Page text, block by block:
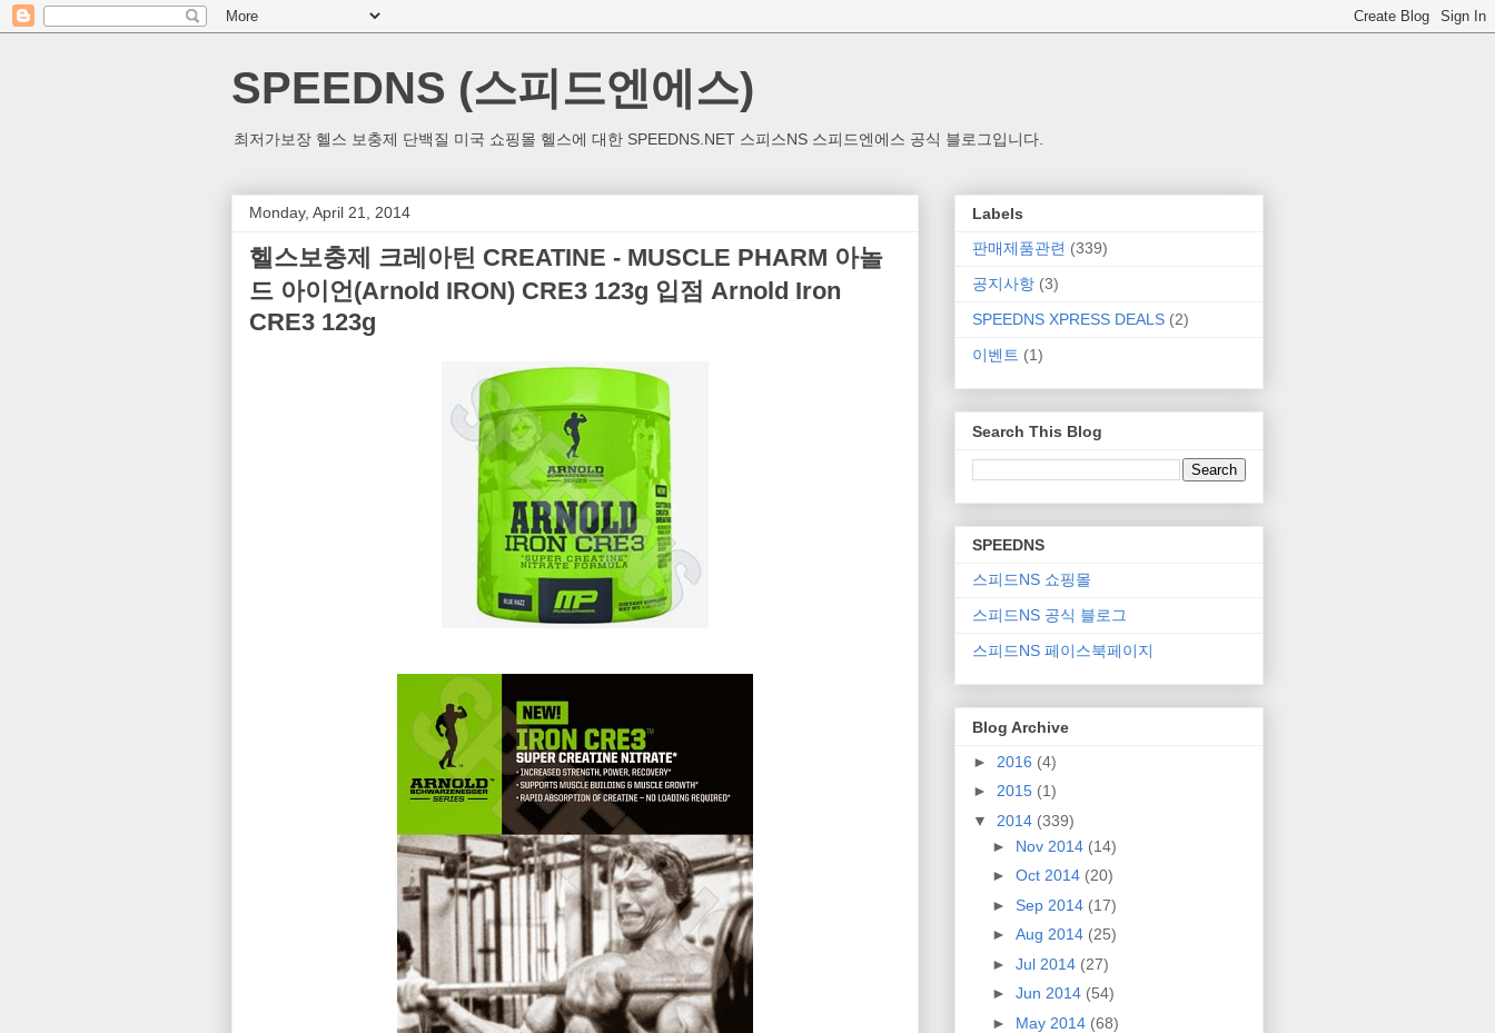
SPEEDNS (스피드엔에스)
최저가보장 헬스 보충제 단백질 미국 쇼핑몰 헬스에 대한 SPEEDNS.NET 스피스NS 스피드엔에스 공식 블로그입니다.
Monday, April 21, 2014
헬스보충제 크레아틴 CREATINE - MUSCLE PHARM 아놀
드 아이언(Arnold IRON) CRE3 123g 입점 Arnold Iron
CRE3 123g
Labels
판매제품관련 (339)
공지사항 (3)
SPEEDNS XPRESS DEALS (2)
이벤트 (1)
Search This Blog
SPEEDNS
스피드NS 쇼핑몰
스피드NS 공식 블로그
스피드NS 페이스북페이지
Blog Archive
► 2016 (4)
► 2015 (1)
▼ 2014 (339)
► Nov 2014 (14)
► Oct 2014 (20)
► Sep 2014 (17)
► Aug 2014 (25)
► Jul 2014 (27)
► Jun 2014 (54)
► May 2014 (68)